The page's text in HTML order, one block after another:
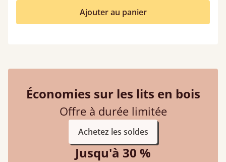
Ajouter au panier
Économies sur les lits en bois
Offre à durée limitée
Achetez les soldes
Jusqu'à 30 %